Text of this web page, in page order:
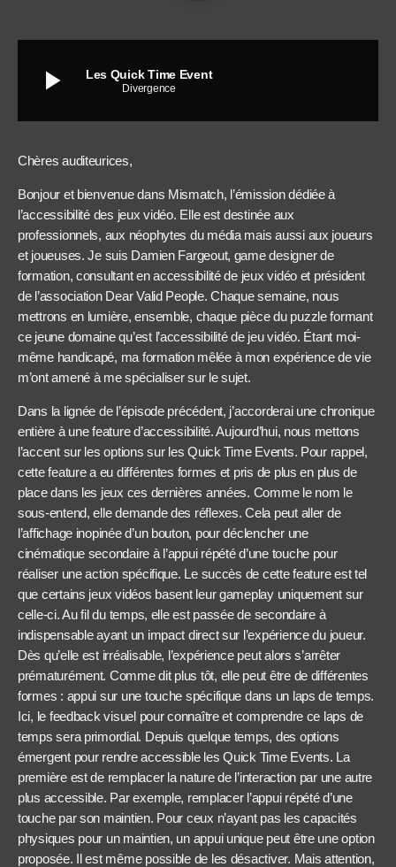
play_arrow Les Quick Time Event
Divergence
Chères auditeurices,
Bonjour et bienvenue dans Mismatch, l’émission dédiée à
l’accessibilité des jeux vidéo. Elle est destinée aux
professionnels, aux néophytes du média mais aussi aux joueurs
et joueuses. Je suis Damien Fargeout, game designer de
formation, consultant en accessibilité de jeux vidéo et président
de l’association Dear Valid People. Chaque semaine, nous
mettrons en lumière, ensemble, chaque pièce du puzzle formant
ce jeune domaine qu’est l’accessibilité de jeu vidéo. Étant moi-
même handicapé, ma formation mêlée à mon expérience de vie
m’ont amené à me spécialiser sur le sujet.
Dans la lignée de l’épisode précédent, j’accorderai une chronique
entière à une feature d’accessibilité. Aujourd’hui, nous mettons
l’accent sur les options sur les Quick Time Events. Pour rappel,
cette feature a eu différentes formes et pris de plus en plus de
place dans les jeux ces dernières années. Comme le nom le
sous-entend, elle demande des réflexes. Cela peut aller de
l’affichage inopinée d’un bouton, pour déclencher une
cinématique secondaire à l’appui répété d’une touche pour
réaliser une action spécifique. Le succès de cette feature est tel
que certains jeux vidéos basent leur gameplay uniquement sur
celle-ci. Au fil du temps, elle est passée de secondaire à
indispensable ayant un impact direct sur l’expérience du joueur.
Dès qu’elle est irréalisable, l’expérience peut alors s’arrêter
prématurément. Comme dit plus tôt, elle peut être de différentes
formes : appui sur une touche spécifique dans un laps de temps.
Ici, le feedback visuel pour connaître et comprendre ce laps de
temps sera primordial. Depuis quelque temps, des options
émergent pour rendre accessible les Quick Time Events. La
première est de remplacer la nature de l’interaction par une autre
plus accessible. Par exemple, remplacer l’appui répété d’une
touche par son maintien. Pour ceux n’ayant pas les capacités
physiques pour un maintien, un appui unique peut être une option
proposée. Il est même possible de les désactiver. Mais attention,